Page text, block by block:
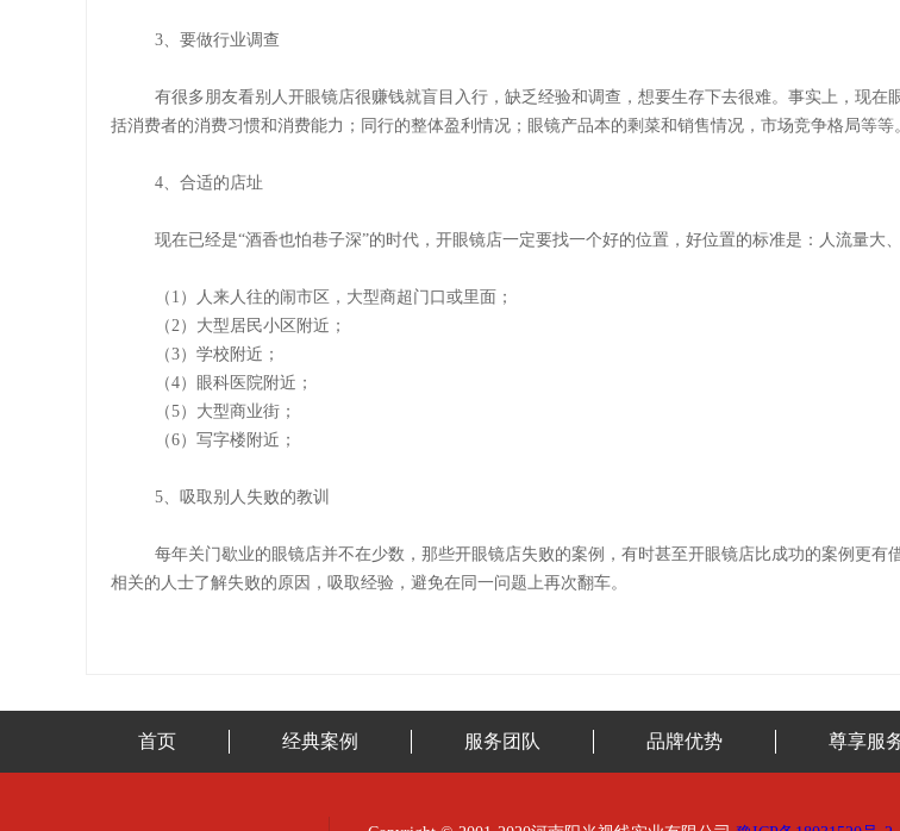
3、要做行业调查
有很多朋友看别人开眼镜店很赚钱就盲目入行，缺乏经验和调查，想要生存下去很难。事实上，现
括消费者的消费习惯和消费能力；同行的整体盈利情况；眼镜产品本的剩菜和销售情况，市场竞争格局等等
4、合适的店址
现在已经是“酒香也怕巷子深”的时代，开眼镜店一定要找一个好的位置，好位置的标准是：人流量大
（1）
人来人往的闹市区，大型商超门口或里面；
（2） 大型居民小区附近；
（3）学校附近；
（4）
眼科医院附近；
（5） 大型商业街；
（6）写字楼附近；
5、吸取别人失败的教训
每年关门歇业的眼镜店并不在少数，那些开眼镜店失败的案例 ，有时甚至开眼镜店比成功的案例更有
相关的人士了解失败的原因，吸取经验，避免在同一问题上再次翻车。
首页 经典案例 服务团队 品牌优势 尊享服